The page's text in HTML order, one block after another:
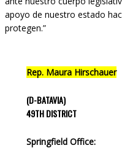
apoyo de nuestro estado
protegen.”
Rep. Maura Hirschauer
(D-BATAVIA)
49TH DISTRICT
Springfield Office: